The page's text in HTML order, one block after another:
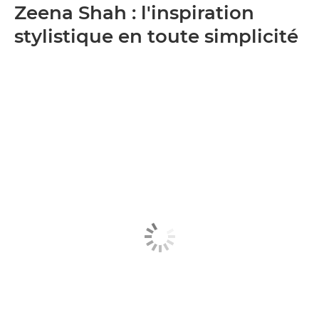
Zeena Shah : l'inspiration
stylistique en toute simplicité